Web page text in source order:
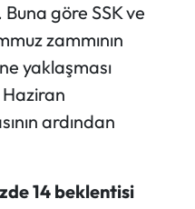
göre SSK ve
zammının
yaklaşması
ardından
14 beklentisi